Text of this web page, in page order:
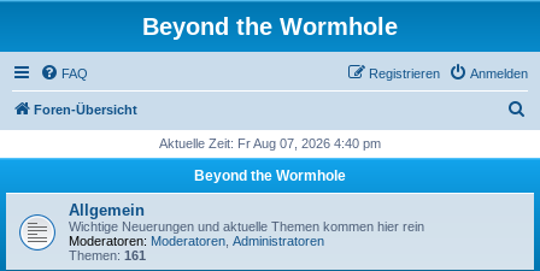
Beyond the Wormhole
FAQ Anmelden
Registrieren
Foren-Übersicht
h
Aktuelle Zeit: Fr Aug 07, 2026 4:40 pm
Beyond the Wormhole
Allgemein
Wichtige Neuerungen und aktuelle Themen kommen hier rein
Moderatoren: Moderatoren Administratoren
Themen: 161